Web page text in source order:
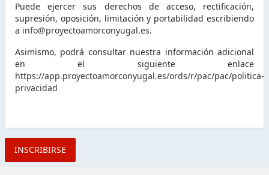
Puede ejercer sus derechos de acceso, rectificación,
supresión, oposición, limitación y portabilidad escribiendo
a info@proyectoamorconyugal.es.
Asimismo, podrá consultar nuestra información adicional
en el siguiente enlace
https://app.proyectoamorconyugal.es/ords/r/pac/pac/politica-
privacidad
política
de
INSCRIBIRSE